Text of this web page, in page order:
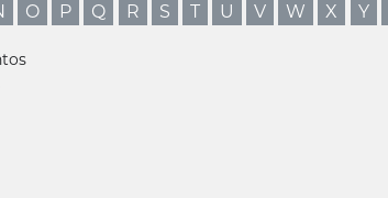
O P Q R S T U V W X Y